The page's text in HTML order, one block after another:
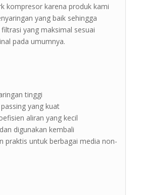
kompresor karena produk kami
yang baik sehingga
yang maksimal sesuai
pada umumnya.
tinggi
yang kuat
aliran yang kecil
digunakan kembali
praktis untuk berbagai media non-